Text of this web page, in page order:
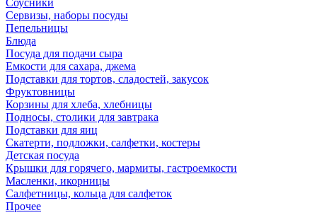
Соусники
Сервизы, наборы посуды
Пепельницы
Блюда
Посуда для подачи сыра
Емкости для сахара, джема
Подставки для тортов, сладостей, закусок
Фруктовницы
Корзины для хлеба, хлебницы
Подносы, столики для завтрака
Подставки для яиц
Скатерти, подложки, салфетки, костеры
Детская посуда
Крышки для горячего, мармиты, гастроемкости
Масленки, икорницы
Салфетницы, кольца для салфеток
Прочее